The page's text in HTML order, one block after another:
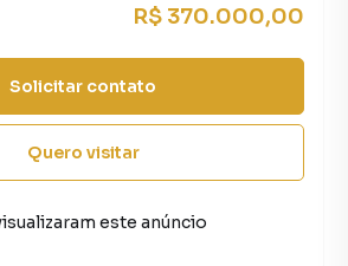
R$ 370.000,00
Solicitar contato
Quero visitar
este anúncio